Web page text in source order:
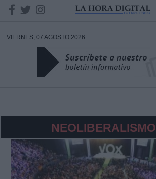
VIERNES, 07 AGOSTO 2026
NEOLIBERALISMO
DATOS
Responsable:
Datos tratados: